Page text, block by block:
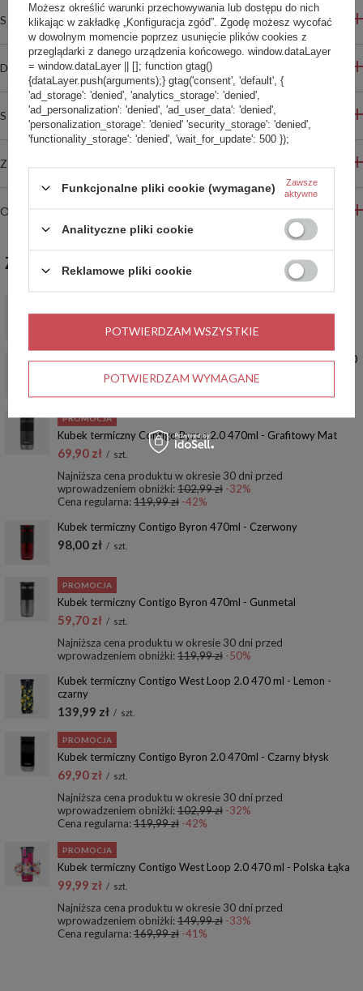
SZCZEGÓŁOWE INFORMACJE
DO POBRANIA
STREFA REKOMENDACJI
ZADAJ PYTANIE
OPINIE
ZABIERZ JESZCZE :)
• czarny
119,00 zł / szt.
Kubek termiczny dla Kierowców - Contigo West Loop 2.0 • 470
ml • czarny
PROMOCJA
Kubek termiczny Contigo Byron 2.0 470ml - Grafitowy Mat
69,90 zł / szt.
Najniższa cena produktu w okresie 30 dni przed
wprowadzeniem obniżki:102,99 zł -32%
Cena regularna:119,99 zł -42%
Kubek termiczny Contigo Byron 470ml - Czerwony
98,00 zł / szt.
PROMOCJA
Kubek termiczny Contigo Byron 470ml - Gunmetal
59,70 zł / szt.
Najniższa cena produktu w okresie 30 dni przed
wprowadzeniem obniżki:119,99 zł -50%
Kubek termiczny Contigo West Loop 2.0 470 ml - Lemon -
czarny
139,99 zł / szt.
PROMOCJA
Kubek termiczny Contigo Byron 2.0 470ml - Czarny błysk
69,90 zł / szt.
Najniższa cena produktu w okresie 30 dni przed
wprowadzeniem obniżki:102,99 zł -32%
Cena regularna:119,99 zł -42%
PROMOCJA
Kubek termiczny Contigo West Loop 2.0 470 ml - Polska Łąka
99,99 zł / szt.
Najniższa cena produktu w okresie 30 dni przed
wprowadzeniem obniżki:149,99 zł -33%
Cena regularna:169,99 zł -41%
Możesz określić warunki przechowywania lub dostępu do nich
klikając w zakładkę „Konfiguracja zgód”. Zgodę możesz wycofać
w dowolnym momencie poprzez usunięcie plików cookies z
przeglądarki z danego urządzenia końcowego. window.dataLayer
= window.dataLayer || []; function gtag()
{dataLayer.push(arguments);} gtag('consent', 'default', {
'ad_storage': 'denied', 'analytics_storage': 'denied',
'ad_personalization': 'denied', 'ad_user_data': 'denied',
'personalization_storage': 'denied' 'security_storage': 'denied',
'functionality_storage': 'denied', 'wait_for_update': 500 });
Funkcjonalne pliki cookie (wymagane)
Zawsze
aktywne
Analityczne pliki cookie
Reklamowe pliki cookie
POTWIERDZAM WYMAGANE
POTWIERDZAM WSZYSTKIE